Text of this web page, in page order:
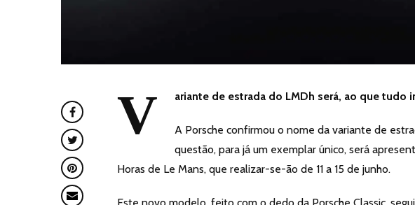
V ariante de estrada do LMDh será, ao que tudo
A Porsche confirmou o nome da variante de
questão, para já um exemplar único, será
Horas de Le Mans, que realizar-se-ão de 11 a 15 de junho.